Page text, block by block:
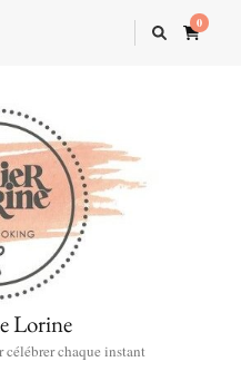
0
Lorine
chaque instant